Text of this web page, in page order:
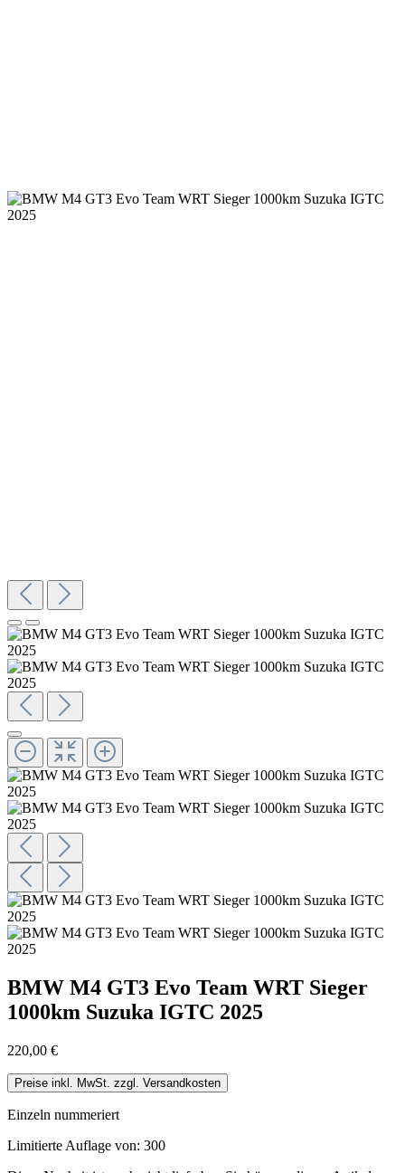
BMW M4 GT3 Evo Team WRT Sieger
1000km Suzuka IGTC 2025
220,00 €
Preise inkl. MwSt. zzgl. Versandkosten
Einzeln nummeriert
Limitierte Auflage von: 300